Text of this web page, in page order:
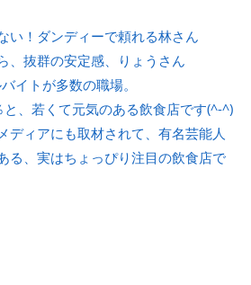
い！ダンディーで頼れる林さん
、抜群の安定感、りょうさん
イトが多数の職場。
、若くて元気のある飲食店です(^-^)
ディアにも取材されて、有名芸能人
る、実はちょっぴり注目の飲食店で